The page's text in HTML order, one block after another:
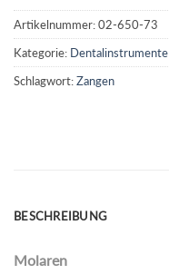
Artikelnummer:02-650-73
Kategorie: Dentalinstrumente
Schlagwort:Zangen
BESCHREIBUNG
Molaren